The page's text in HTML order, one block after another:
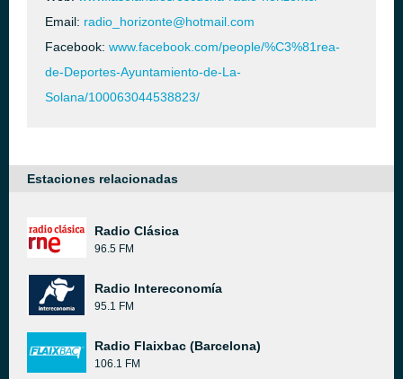
Email: radio_horizonte@hotmail.com
Facebook: www.facebook.com/people/%C3%81rea-
de-Deportes-Ayuntamiento-de-La-
Solana/100063044538823/
Estaciones relacionadas
Radio Clásica
96.5 FM
Radio Intereconomía
95.1 FM
Radio Flaixbac (Barcelona)
106.1 FM